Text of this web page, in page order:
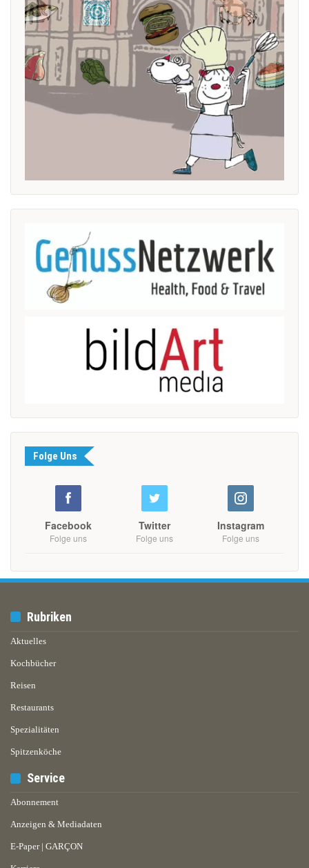
Folge Uns
Facebook
Folge uns
Twitter
Folge uns
Instagram
Folge uns
Rubriken
Aktuelles
Kochbücher
Reisen
Restaurants
Spezialitäten
Spitzenköche
Service
Abonnement
Anzeigen & Mediadaten
E-Paper | GARÇON